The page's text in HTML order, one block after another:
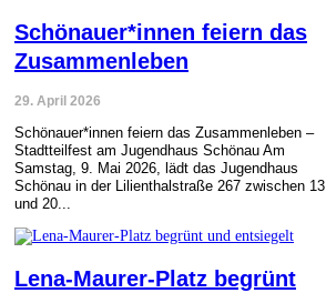
Schönauer*innen feiern das
Zusammenleben
29. April 2026
Schönauer*innen feiern das Zusammenleben –
Stadtteilfest am Jugendhaus Schönau Am
Samstag, 9. Mai 2026, lädt das Jugendhaus
Schönau in der Lilienthalstraße 267 zwischen 13
und 20...
Lena-Maurer-Platz begrünt